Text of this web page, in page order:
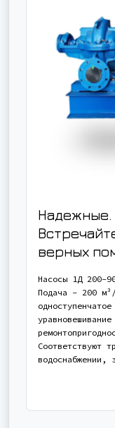
Надежные.
верных
Насосы 1Д 200-
Подача - 200
Соответствуют
водоснабжении,